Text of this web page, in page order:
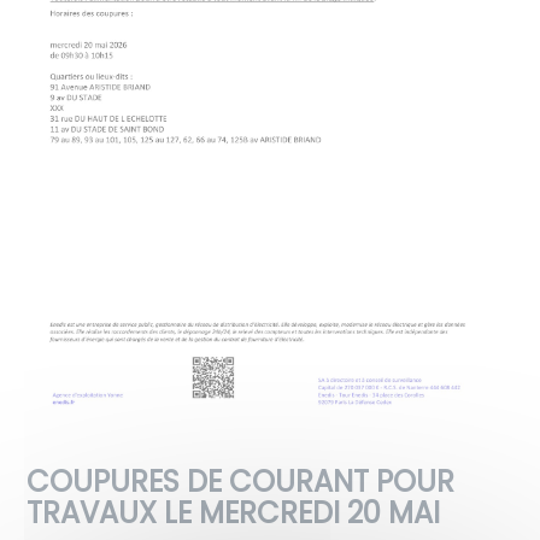
COUPURES DE COURANT POUR
TRAVAUX LE MERCREDI 20 MAI